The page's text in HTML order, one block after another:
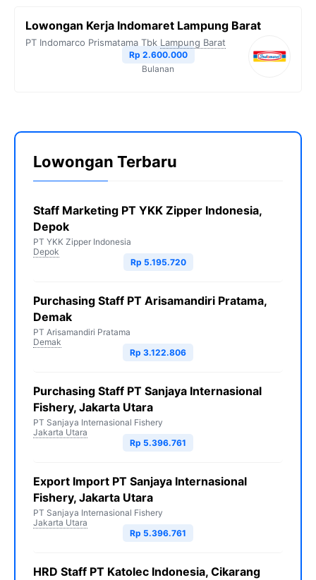
Lowongan Kerja Indomaret Lampung Barat
PT Indomarco Prismatama Tbk Lampung Barat
Rp 2.600.000
Bulanan
Lowongan Terbaru
Staff Marketing PT YKK Zipper Indonesia,
Depok
PT YKK Zipper Indonesia
Depok
Rp 5.195.720
Purchasing Staff PT Arisamandiri Pratama,
Demak
PT Arisamandiri Pratama
Demak
Rp 3.122.806
Purchasing Staff PT Sanjaya Internasional
Fishery, Jakarta Utara
PT Sanjaya Internasional Fishery
Jakarta Utara
Rp 5.396.761
Export Import PT Sanjaya Internasional
Fishery, Jakarta Utara
PT Sanjaya Internasional Fishery
Jakarta Utara
Rp 5.396.761
HRD Staff PT Katolec Indonesia, Cikarang